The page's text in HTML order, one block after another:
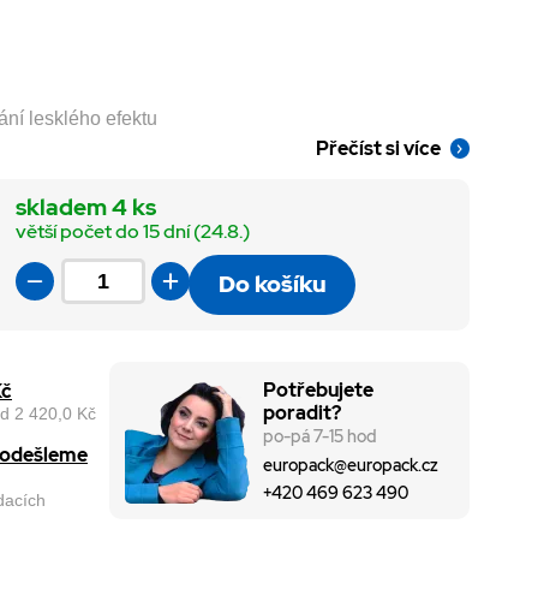
lesklého efektu
Přečíst si více
skladem 4 ks
větší počet do 15 dní (24.8.)
Do košíku
2 420,0 Kč
Potřebujete
poradit?
po-pá 7-15 hod
europack@europack.cz
+420 469 623 490